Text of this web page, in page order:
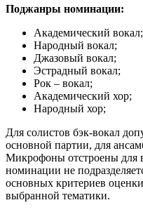
Поджанры номинации:
Академический вокал;
Народный вокал;
Джазовый вокал;
Эстрадный вокал;
Рок – вокал;
Академический хор;
Народный хор;
Для солистов бэк-вокал
основной партии, для
Микрофоны отстроены для
номинации не
основных критериев
выбранной тематики.